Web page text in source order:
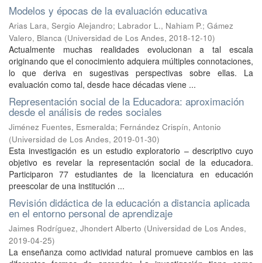
Modelos y épocas de la evaluación educativa
Arias Lara, Sergio Alejandro; Labrador L., Nahiam P.; Gámez
Valero, Blanca (Universidad de Los Andes, 2018-12-10)
Actualmente muchas realidades evolucionan a tal escala
originando que el conocimiento adquiera múltiples connotaciones,
lo que deriva en sugestivas perspectivas sobre ellas. La
evaluación como tal, desde hace décadas viene ...
Representación social de la Educadora: aproximación
desde el análisis de redes sociales
Jiménez Fuentes, Esmeralda; Fernández Crispín, Antonio
(Universidad de Los Andes, 2019-01-30)
Esta investigación es un estudio exploratorio – descriptivo cuyo
objetivo es revelar la representación social de la educadora.
Participaron 77 estudiantes de la licenciatura en educación
preescolar de una institución ...
Revisión didáctica de la educación a distancia aplicada
en el entorno personal de aprendizaje
Jaimes Rodríguez, Jhondert Alberto (Universidad de Los Andes,
2019-04-25)
La enseñanza como actividad natural promueve cambios en las